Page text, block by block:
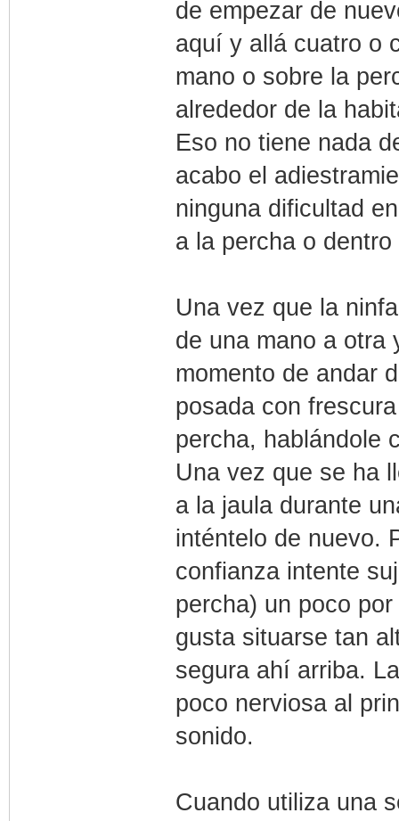
de empezar de
aquí y allá cuatro o
mano o sobre la
alrededor de la
Eso no tiene nada
acabo el
ninguna dificultad
a la percha o
Una vez que la
de una mano a otra
momento de andar
posada con
percha, hablándole
Una vez que se ha
a la jaula durante
inténtelo de nuevo.
confianza intente
percha) un poco
gusta situarse tan
segura ahí arriba.
poco nerviosa al
sonido.
Cuando utiliza una